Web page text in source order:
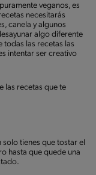
veganos, es
necesitarás
canela y algunos
algo diferente
todas las recetas las
intentar ser creativo
las recetas que te
tienes que tostar el
hasta que quede una